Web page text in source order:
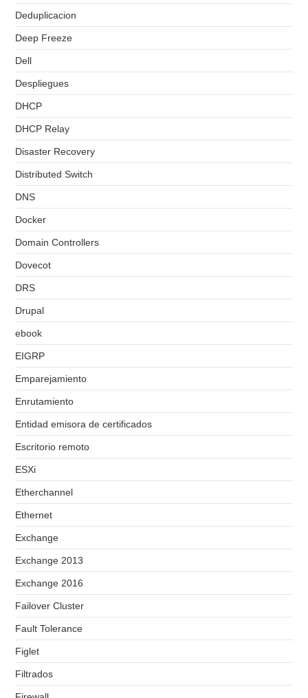
Deduplicacion
Deep Freeze
Dell
Despliegues
DHCP
DHCP Relay
Disaster Recovery
Distributed Switch
DNS
Docker
Domain Controllers
Dovecot
DRS
Drupal
ebook
EIGRP
Emparejamiento
Enrutamiento
Entidad emisora de certificados
Escritorio remoto
ESXi
Etherchannel
Ethernet
Exchange
Exchange 2013
Exchange 2016
Failover Cluster
Fault Tolerance
Figlet
Filtrados